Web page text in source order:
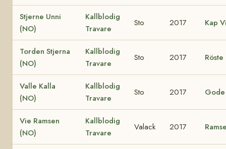
Stjerne Unni
(NO)
Kallblodig
Travare
Sto 2017 Kap
Torden Stjerna
(NO)
Kallblodig
Travare
Sto 2017
Valle Kalla
(NO)
Kallblodig
Travare
Sto 2017
Vie Ramsen
(NO)
Kallblodig
Travare
Valack 2017